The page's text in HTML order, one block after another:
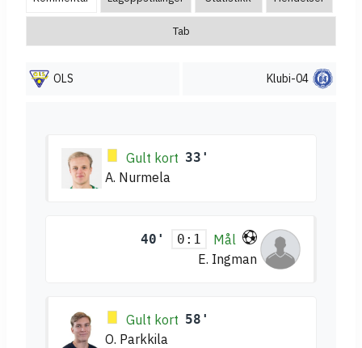
Tab
OLS Klubi-04
Gult kort 33'
A. Nurmela
40' 0:1
Mål
E. Ingman
Gult kort 58'
O. Parkkila